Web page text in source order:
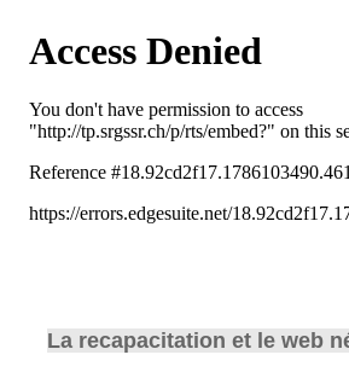
La recapacitation et le web